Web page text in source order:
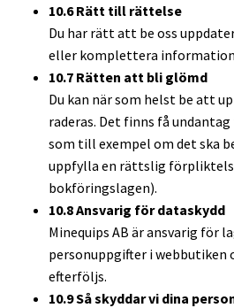
10.6 Rätt till rättelse
Du har rätt att be oss
eller komplettera
10.7 Rätten att bli glömd
Du kan när som helst be att
raderas. Det finns få
som till exempel om det ska
uppfylla en rättslig
bokföringslagen).
10.8 Ansvarig för dataskydd
Minequips AB är ansvarig för
personuppgifter i
efterföljs.
10.9 Så skyddar vi dina